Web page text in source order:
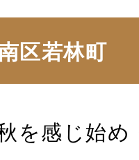
区若林町
を感じ始